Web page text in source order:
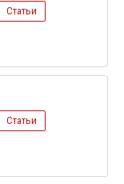
Статьи
Статьи